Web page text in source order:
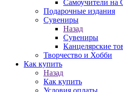
Самоучители на
Подарочные издания
Сувениры
Назад
Сувениры
Канцелярские
Творчество и Хобби
Как купить
Назад
Как купить
Условия оплаты